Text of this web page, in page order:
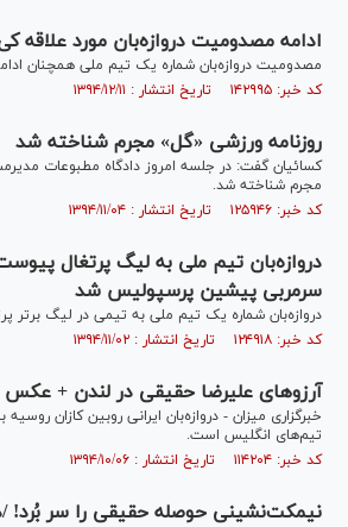
ادامه مصدوميت دروازه‌بان مورد علاقه
مصدومیت دروازه‌بان شماره یک تیم ملی همچنان
کد خبر: ۱۴۲۹۹۵ تاریخ انتشار : ۱۳۹۴/۱۲/۱۱
روزنامه ورزشی «گل» مجرم شناخته شد
کسائیان گفت: در جلسه امروز دادگاه مطبوعات
مجرم شناخته شد.
کد خبر: ۱۲۵۹۴۶ تاریخ انتشار : ۱۳۹۴/۱۱/۰۴
دروازه‌بان تیم ملی به لیگ پرتغال
سرمربی پیشین پرسپولیس شد
دروازه‌بان شماره یک تیم ملی به تیمی در لیگ برتر
کد خبر: ۱۲۴۹۱۸ تاریخ انتشار : ۱۳۹۴/۱۱/۰۲
آرزوهای علیرضا حقیقی در لندن + عکس
خبرگزاری میزان - دروازه‌بان ایرانی روبین کازان
تیم‌های انگلیس است.
کد خبر: ۱۱۴۲۰۴ تاریخ انتشار : ۱۳۹۴/۱۰/۰۶
نیمکت‌نشینی حوصله حقیقی را سر بُرد! /